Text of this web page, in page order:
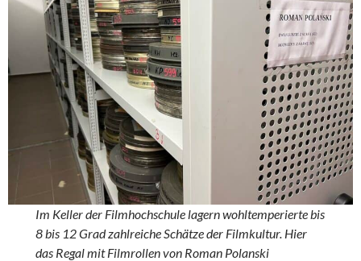
Im Keller der Filmhochschule lagern wohltemperierte bis
8 bis 12 Grad zahlreiche Schätze der Filmkultur. Hier
das Regal mit Filmrollen von Roman Polanski